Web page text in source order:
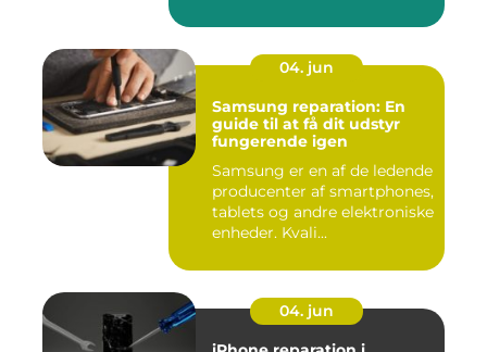
04. jun
Samsung reparation: En
guide til at få dit udstyr
fungerende igen
Samsung er en af de ledende
producenter af smartphones,
tablets og andre elektroniske
enheder. Kvali...
04. jun